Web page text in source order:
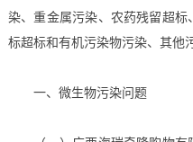
染、重金属污染、农药残留超
标超标和有机污染物污染、其他
一、微生物污染问题